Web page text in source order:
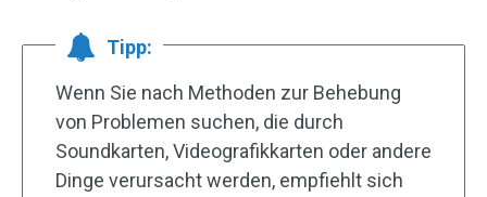
Tipp:
Wenn Sie nach Methoden zur Behebung
von Problemen suchen, die durch
Soundkarten, Videografikkarten oder andere
Dinge verursacht werden, empfiehlt sich